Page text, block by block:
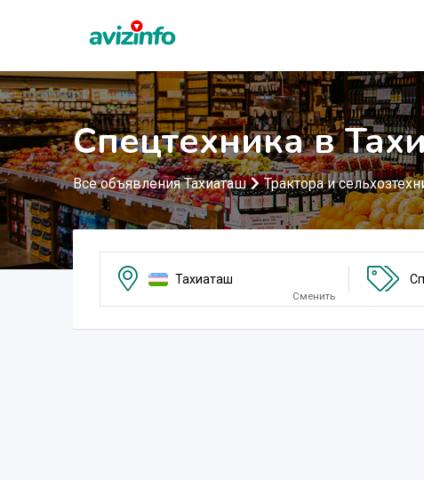
Спецтехника в
Все объявления Тахиаташ Трактора и
Тахиаташ
Сменить